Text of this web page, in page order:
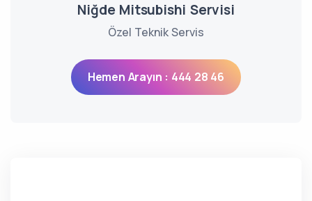
Niğde Mitsubishi Servisi
Özel Teknik Servis
Hemen Arayın : 444 28 46